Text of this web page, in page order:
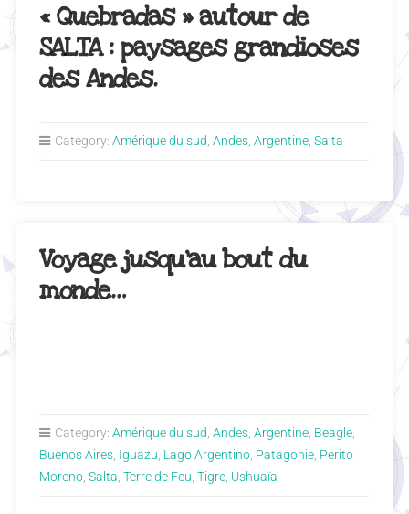
« Quebradas » autour de
SALTA : paysages grandioses
des Andes.
Category: Amérique du sud, Andes, Argentine, Salta
Voyage jusqu’au bout du
monde…
Category: Amérique du sud, Andes, Argentine, Beagle,
Buenos Aires, Iguazu, Lago Argentino, Patagonie, Perito
Moreno, Salta, Terre de Feu, Tigre, Ushuaïa